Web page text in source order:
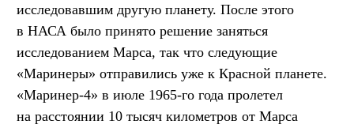
исследовавшим другую планету. После этого
в НАСА было принято решение заняться
исследованием Марса, так что следующие
«Маринеры» отправились уже к Красной планете.
«Маринер-4» в июле 1965-го года пролетел
на расстоянии 10 тысяч километров от Марса